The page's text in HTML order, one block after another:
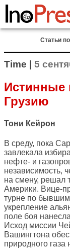
Статьи
Time | 5
Истинные
Грузию
Тони Кейрон
В среду, пока
завлекала
нефте- и
независимость,
на смену, решал
Америки. Вице-
турне по
укрепление
поле боя
Исход миссии
Вашингтона
природного газа